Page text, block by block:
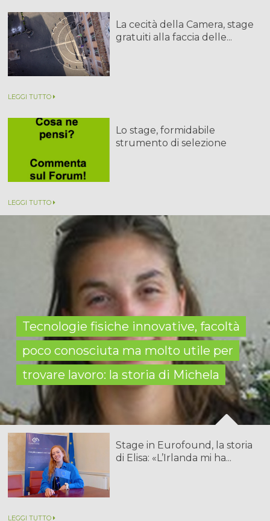
La cecità della Camera, stage
gratuiti alla faccia delle...
LEGGI TUTTO
Lo stage, formidabile
strumento di selezione
LEGGI TUTTO
Tecnologie fisiche innovative, facoltà
poco conosciuta ma molto utile per
trovare lavoro: la storia di Michela
Stage in Eurofound, la storia
di Elisa: «L’Irlanda mi ha...
LEGGI TUTTO